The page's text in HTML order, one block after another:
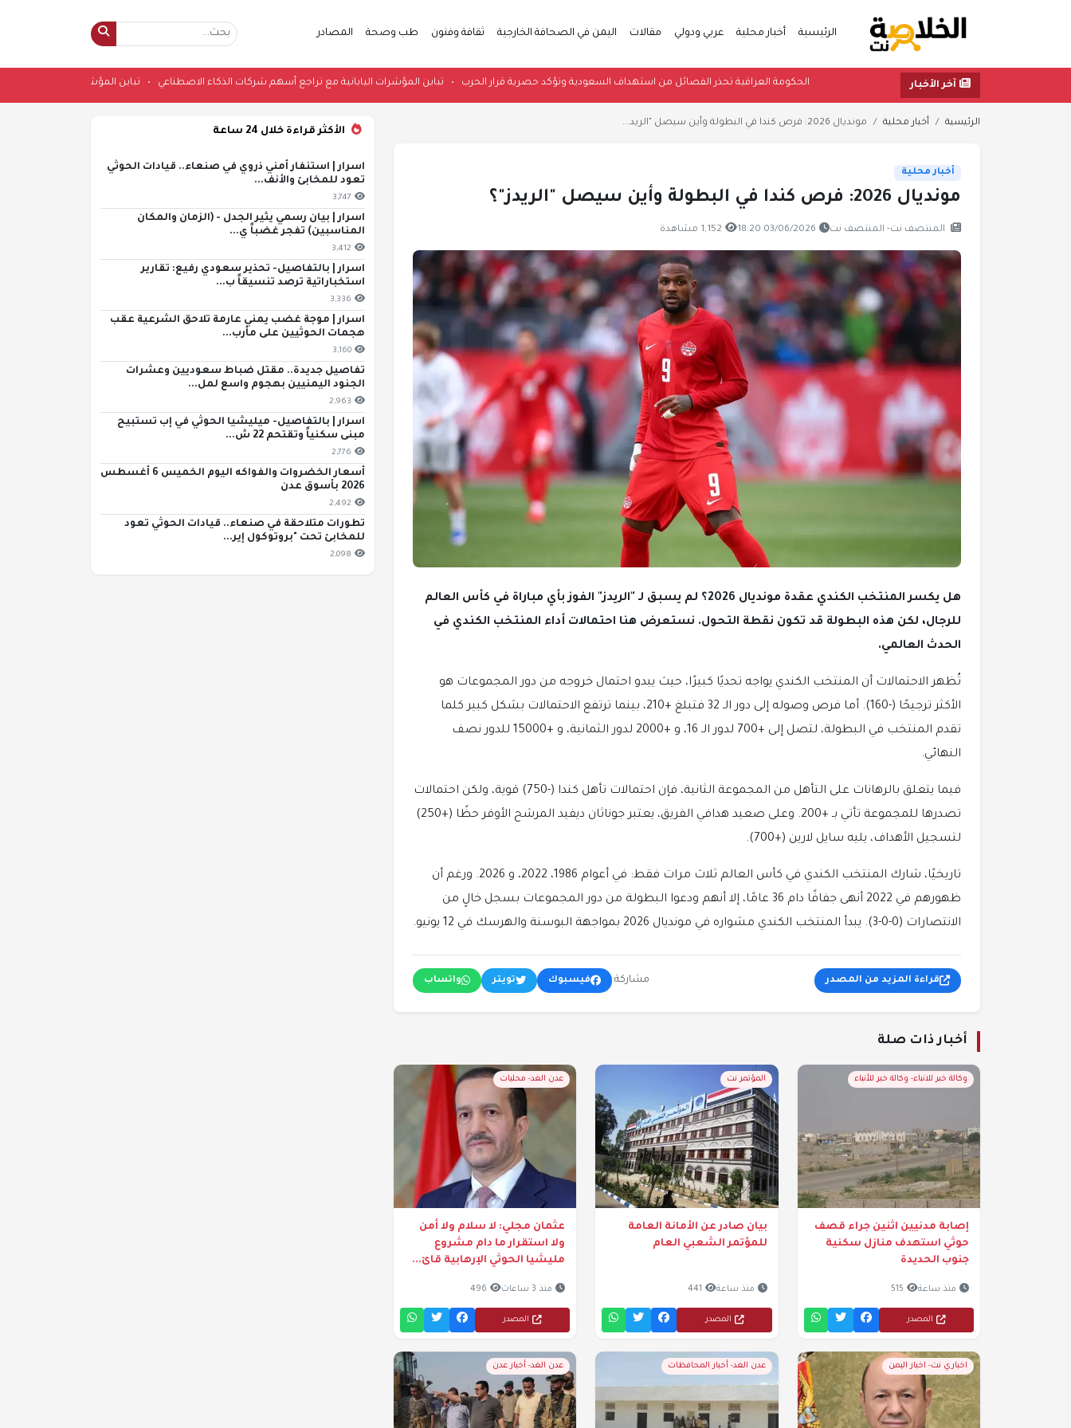
الرئيسية أخبار محلية عربي ودولي مقالات اليمن في الصحافة الخارجية ثقافة وفنون طب وصحة المصادر
آخر الأخبار الحكومة العراقية تحذر الفصائل من استهداف السعودية وتؤكد حصرية قرار الحرب•تباين المؤشرات اليابانية مع تراجع أسهم شركات الذكاء الاصطناعي•تباين المؤشرات
الرئيسية أخبار محلية مونديال 2026: فرص كندا في البطولة وأين سيصل "الريد...
أخبار محلية
مونديال 2026: فرص كندا في البطولة وأين سيصل "الريدز"؟
المنتصف نت- المنتصف نت 03/06/2026 18:20 1,152 مشاهدة
هل يكسر المنتخب الكندي عقدة مونديال 2026؟ لم يسبق لـ "الريدز" الفوز بأي مباراة في كأس العالم
للرجال، لكن هذه البطولة قد تكون نقطة التحول. نستعرض هنا احتمالات أداء المنتخب الكندي في
الحدث العالمي.
تُظهر الاحتمالات أن المنتخب الكندي يواجه تحديًا كبيرًا، حيث يبدو احتمال خروجه من دور المجموعات هو
الأكثر ترجيحًا (-160). أما فرص وصوله إلى دور الـ 32 فتبلغ +210، بينما ترتفع الاحتمالات بشكل كبير كلما
تقدم المنتخب في البطولة، لتصل إلى +700 لدور الـ 16، و +2000 لدور الثمانية، و +15000 للدور نصف
النهائي.
فيما يتعلق بالرهانات على التأهل من المجموعة الثانية، فإن احتمالات تأهل كندا (-750) قوية، ولكن احتمالات
تصدرها للمجموعة تأتي بـ +200. وعلى صعيد هدافي الفريق، يعتبر جوناثان ديفيد المرشح الأوفر حظًا (+250)
لتسجيل الأهداف، يليه سايل لارين (+700).
تاريخيًا، شارك المنتخب الكندي في كأس العالم ثلاث مرات فقط: في أعوام 1986، 2022، و 2026. ورغم أن
ظهورهم في 2022 أنهى جفافًا دام 36 عامًا، إلا أنهم ودعوا البطولة من دور المجموعات بسجل خالٍ من
الانتصارات (0-0-3). يبدأ المنتخب الكندي مشواره في مونديال 2026 بمواجهة البوسنة والهرسك في 12 يونيو.
قراءة المزيد من المصدر مشاركة: فيسبوك تويتر واتساب
أخبار ذات صلة
وكالة خبر للانباء- وكالة خبر للأنباء
إصابة مدنيين اثنين جراء قصف
حوثي استهدف منازل سكنية
جنوب الحديدة
منذ ساعة 515
المصدر
المؤتمر نت
بيان صادر عن الأمانة العامة
للمؤتمر الشعبي العام
منذ ساعة 441
المصدر
عدن الغد- محليات
عثمان مجلي: لا سلام ولا أمن
ولا استقرار ما دام مشروع
مليشيا الحوثي الإرهابية قائ...
منذ 3 ساعات 496
المصدر
اخباري نت- اخبار اليمن عدن الغد- أخبار المحافظات عدن الغد- أخبار عدن
الأكثر قراءة خلال 24 ساعة
اسرار | استنفار أمني ذروي في صنعاء.. قيادات الحوثي
تعود للمخابئ والأنف...
3,747
اسرار | بيان رسمي يثير الجدل - (الزمان والمكان
المناسبين) تفجر غضباً ي...
3,412
اسرار | بالتفاصيل- تحذير سعودي رفيع: تقارير
استخباراتية ترصد تنسيقاً ب...
3,336
اسرار | موجة غضب يمني عارمة تلاحق الشرعية عقب
هجمات الحوثيين على مأرب...
3,160
تفاصيل جديدة.. مقتل ضباط سعوديين وعشرات
الجنود اليمنيين بهجوم واسع لمل...
2,963
اسرار | بالتفاصيل- ميليشيا الحوثي في إب تستبيح
مبنى سكنياً وتقتحم 22 ش...
2,776
أسعار الخضروات والفواكه اليوم الخميس 6 أغسطس
2026 بأسوق عدن
2,492
تطورات متلاحقة في صنعاء.. قيادات الحوثي تعود
للمخابئ تحت "بروتوكول إير...
2,098